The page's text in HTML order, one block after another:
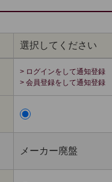
選択してください
> ログインをして通知登録
> 会員登録をして通知登録
メーカー廃盤